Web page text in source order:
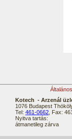
Kotech - Arzenál
1076 Budapest
Tel: 461-0662 , Fax:
Nyitva tartás:
átmanetileg zárva